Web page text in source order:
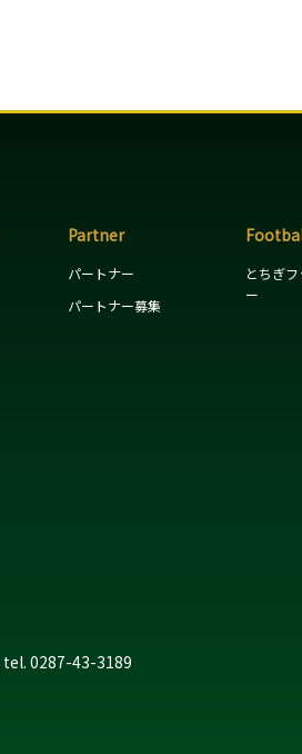
Partner
パートナー
パートナー募集
とちぎ
ー
tel. 0287-43-3189